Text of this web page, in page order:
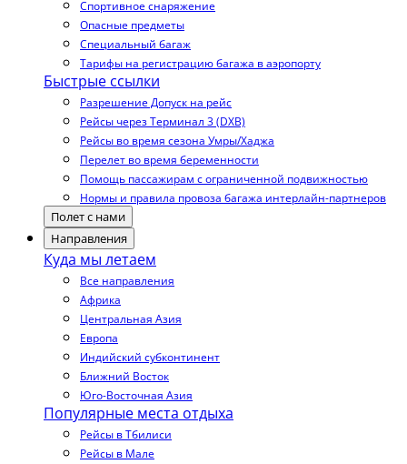
Спортивное снаряжение
Опасные предметы
Специальный багаж
Тарифы на регистрацию багажа в аэропорту
Быстрые ссылки
Разрешение Допуск на рейс
Рейсы через Терминал 3 (DXB)
Рейсы во время сезона Умры/Хаджа
Перелет во время беременности
Помощь пассажирам с ограниченной подвижностью
Нормы и правила провоза багажа интерлайн-партнеров
Полет с нами
Направления
Куда мы летаем
Все направления
Африка
Центральная Азия
Европа
Индийский субконтинент
Ближний Восток
Юго-Восточная Азия
Популярные места отдыха
Рейсы в Тбилиси
Рейсы в Мале